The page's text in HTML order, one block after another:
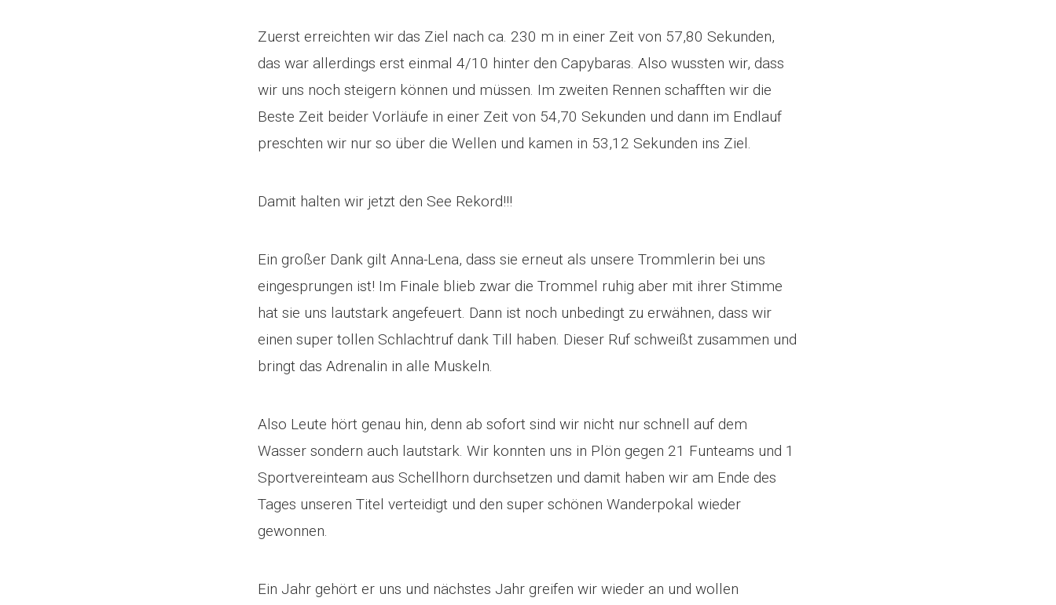
Zuerst erreichten wir das Ziel nach ca. 230 m in einer Zeit von 57,80 Sekunden,
das war allerdings erst einmal 4/10 hinter den Capybaras. Also wussten wir, dass
wir uns noch steigern können und müssen. Im zweiten Rennen schafften wir die
Beste Zeit beider Vorläufe in einer Zeit von 54,70 Sekunden und dann im Endlauf
preschten wir nur so über die Wellen und kamen in 53,12 Sekunden ins Ziel.
Damit halten wir jetzt den See Rekord!!!
Ein großer Dank gilt Anna-Lena, dass sie erneut als unsere Trommlerin bei uns
eingesprungen ist! Im Finale blieb zwar die Trommel ruhig aber mit ihrer Stimme
hat sie uns lautstark angefeuert. Dann ist noch unbedingt zu erwähnen, dass wir
einen super tollen Schlachtruf dank Till haben. Dieser Ruf schweißt zusammen und
bringt das Adrenalin in alle Muskeln.
Also Leute hört genau hin, denn ab sofort sind wir nicht nur schnell auf dem
Wasser sondern auch lautstark. Wir konnten uns in Plön gegen 21 Funteams und 1
Sportvereinteam aus Schellhorn durchsetzen und damit haben wir am Ende des
Tages unseren Titel verteidigt und den super schönen Wanderpokal wieder
gewonnen.
Ein Jahr gehört er uns und nächstes Jahr greifen wir wieder an und wollen